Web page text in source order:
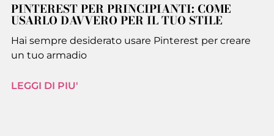
PINTEREST PER PRINCIPIANTI: COME
USARLO DAVVERO PER IL TUO STILE
Hai sempre desiderato usare Pinterest per creare
un tuo armadio
LEGGI DI PIU'